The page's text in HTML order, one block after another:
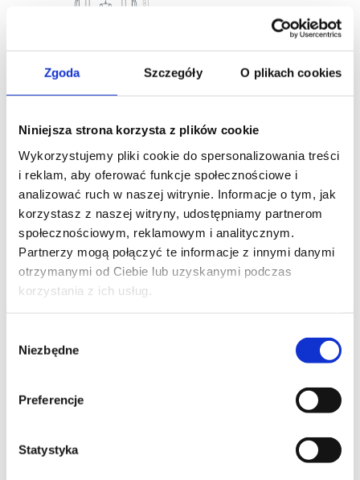
Zgoda Szczegóły O plikach cookies
Niniejsza strona korzysta z plików cookie
Wykorzystujemy pliki cookie do spersonalizowania treści
i reklam, aby oferować funkcje społecznościowe i
analizować ruch w naszej witrynie. Informacje o tym, jak
korzystasz z naszej witryny, udostępniamy partnerom
społecznościowym, reklamowym i analitycznym.
Partnerzy mogą połączyć te informacje z innymi danymi
otrzymanymi od Ciebie lub uzyskanymi podczas
korzystania z ich usług.
zgody
Niezbędne
Preferencje
Statystyka
Pobierz kartę techniczną
Pobierz
rysunek techniczny
Akcesoria
Popielniczka
każdego modelu. Umieszczona na środku pokrywy
kosza na odpady, umożliwia zgaszenie
niedopałków i ich wpadnięcie do kosza na odpady.